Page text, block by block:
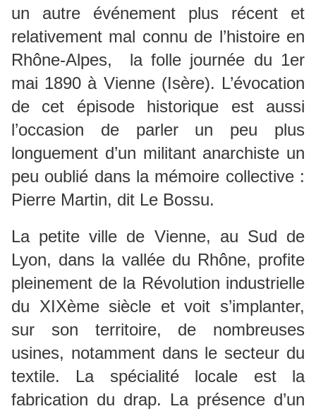
un autre événement plus récent et
relativement mal connu de l’histoire en
Rhône-Alpes, la folle journée du 1er
mai 1890 à Vienne (Isère). L’évocation
de cet épisode historique est aussi
l’occasion de parler un peu plus
longuement d’un militant anarchiste un
peu oublié dans la mémoire collective :
Pierre Martin, dit Le Bossu.
La petite ville de Vienne, au Sud de
Lyon, dans la vallée du Rhône, profite
pleinement de la Révolution industrielle
du XIXème siècle et voit s’implanter,
sur son territoire, de nombreuses
usines, notamment dans le secteur du
textile. La spécialité locale est la
fabrication du drap. La présence d’un